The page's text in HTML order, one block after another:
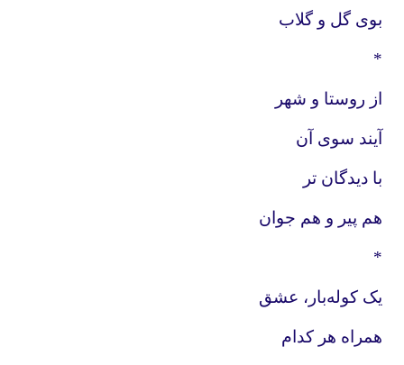
بوی گل و گلاب
*
از روستا و شهر
آیند سوی آن
با دیدگان تر
هم پیر و هم جوان
*
یک کوله‌بار، عشق
همراه هر کدام